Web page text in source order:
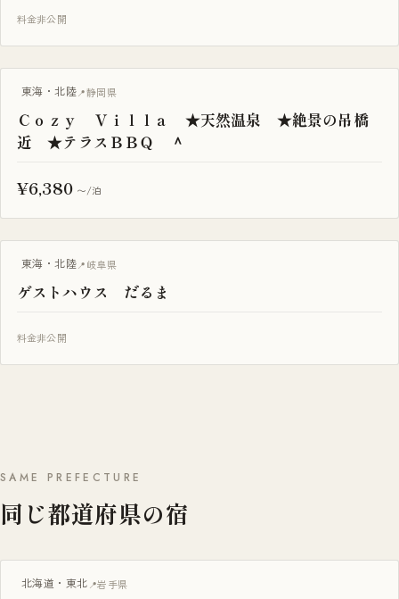
料金非公開
東海・北陸 静岡県
Ｃｏｚｙ Ｖｉｌｌａ ★天然温泉 ★絶景の吊橋
近 ★テラスＢＢＱ ＾
¥6,380 〜/泊
古民家
東海・北陸 岐阜県
ゲストハウス だるま
料金非公開
SAME PREFECTURE
同じ都道府県の宿
北海道・東北 岩手県